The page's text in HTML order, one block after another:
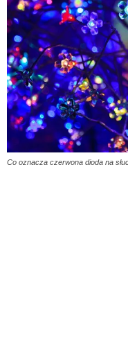
Co oznacza czerwona dioda na